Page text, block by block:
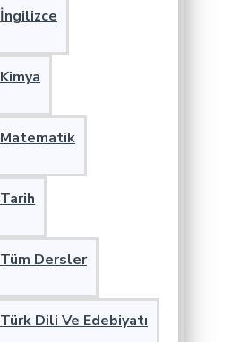
İngilizce
Kimya
Matematik
Tarih
Tüm Dersler
Türk Dili Ve Edebiyatı